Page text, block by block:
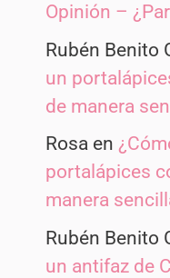
Opinión –
Rubén Benito
un
de manera
Rosa en
portalápices
manera
Rubén Benito
un antifaz de